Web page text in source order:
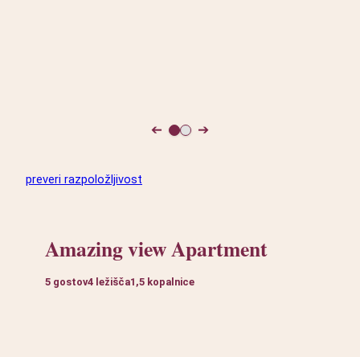
➔ ➔
preveri razpoložljivost
Amazing view Apartment
5 gostov4 ležišča1,5 kopalnice